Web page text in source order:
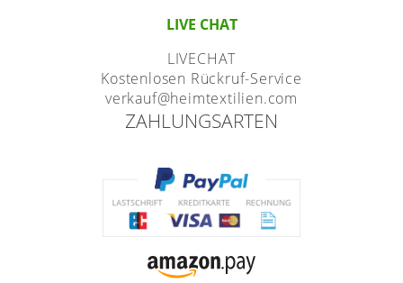
LIVE CHAT
LIVECHAT
Kostenlosen Rückruf-Service
verkauf@heimtextilien.com
ZAHLUNGSARTEN